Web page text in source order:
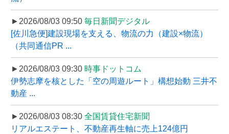
►2026/08/03 09:50 毎日新聞デジタル
[佐川急便]建設現場を支える、物流の力（建設×物流）
（共同通信PR ...
►2026/08/03 09:30 時事ドットコム
伊勢志摩を核とした「空の周遊ルート」構想始動 三井不
動産 ...
►2026/08/03 08:30 全国賃貸住宅新聞
リアルエステート、不動産再生軸に売上124億円